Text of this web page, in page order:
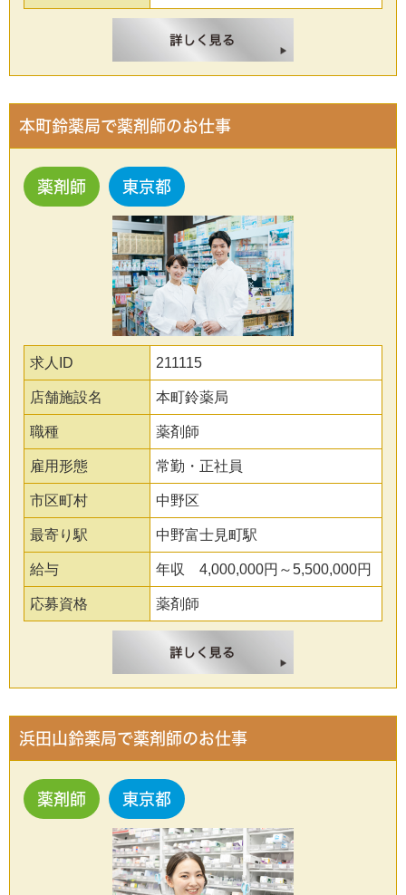
本町鈴薬局で薬剤師のお仕事
薬剤師 東京都
求人ID 211115
店舗施設名 本町鈴薬局
職種 薬剤師
雇用形態 常勤・正社員
市区町村 中野区
最寄り駅 中野富士見町駅
給与 年収 4,000,000円～5,500,000円
応募資格 薬剤師
浜田山鈴薬局で薬剤師のお仕事
薬剤師 東京都